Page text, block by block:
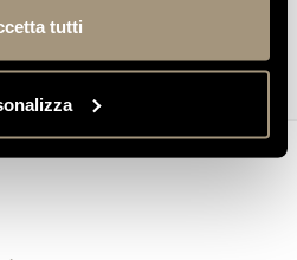
tutti